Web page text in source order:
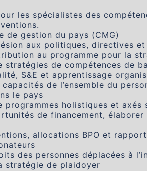
les spécialistes des
de gestion du pays (CMG)
aux politiques, directives et
au programme pour la
stratégies de compétences de
S&E et apprentissage
de l’ensemble du
le pays
programmes holistiques et axés
de financement,
allocations BPO et
des personnes déplacées à
stratégie de plaidoyer